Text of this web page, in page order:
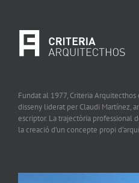
Fundat al 1977, Criteria Arquitecthos
disseny liderat per Claudi Martínez,
escriptor. La trajectòria professional
la creació d’un concepte propi